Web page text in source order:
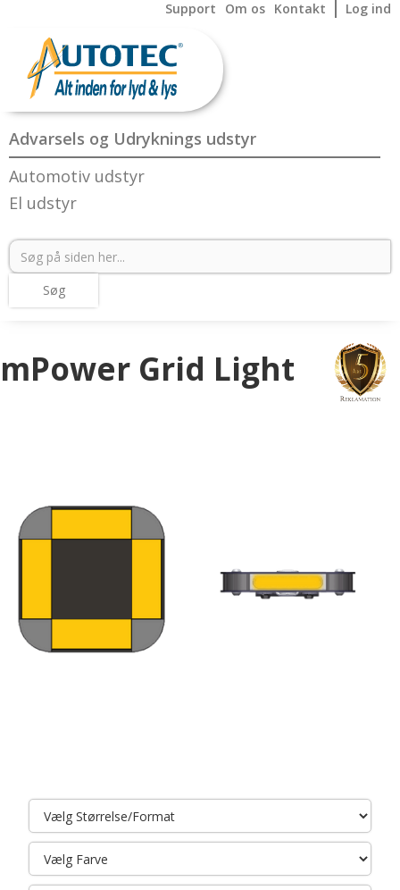
Support Om os Kontakt Log ind
Advarsels og Udryknings udstyr
Automotiv udstyr
El udstyr
mPower Grid Light